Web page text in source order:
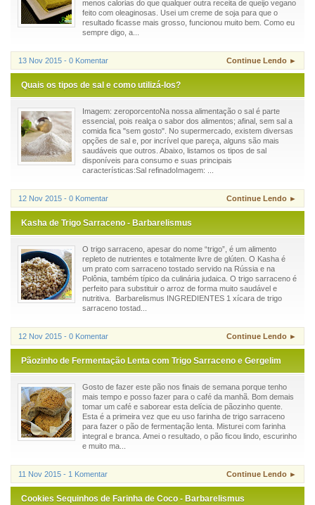
menos calorias do que qualquer outra receita de queijo vegano
feito com oleaginosas. Usei um creme de soja para que o
resultado ficasse mais grosso, funcionou muito bem. Como eu
sempre digo, a...
13 Nov 2015 - 0 Komentar Continue Lendo ►
Quais os tipos de sal e como utilizá-los?
Imagem: zeroporcentoNa nossa alimentação o sal é parte
essencial, pois realça o sabor dos alimentos; afinal, sem sal a
comida fica "sem gosto". No supermercado, existem diversas
opções de sal e, por incrível que pareça, alguns são mais
saudáveis que outros. Abaixo, listamos os tipos de sal
disponíveis para consumo e suas principais
características:Sal refinadoImagem: ...
12 Nov 2015 - 0 Komentar Continue Lendo ►
Kasha de Trigo Sarraceno - Barbarelismus
O trigo sarraceno, apesar do nome “trigo”, é um alimento
repleto de nutrientes e totalmente livre de glúten. O Kasha é
um prato com sarraceno tostado servido na Rússia e na
Polônia, também típico da culinária judaica. O trigo sarraceno é
perfeito para substituir o arroz de forma muito saudável e
nutritiva. Barbarelismus INGREDIENTES 1 xícara de trigo
sarraceno tostad...
12 Nov 2015 - 0 Komentar Continue Lendo ►
Pãozinho de Fermentação Lenta com Trigo Sarraceno e Gergelim
Gosto de fazer este pão nos finais de semana porque tenho
mais tempo e posso fazer para o café da manhã. Bom demais
tomar um café e saborear esta delícia de pãozinho quente.
Esta é a primeira vez que eu uso farinha de trigo sarraceno
para fazer o pão de fermentação lenta. Misturei com farinha
integral e branca. Amei o resultado, o pão ficou lindo, escurinho
e muito ma...
11 Nov 2015 - 1 Komentar Continue Lendo ►
Cookies Sequinhos de Farinha de Coco - Barbarelismus